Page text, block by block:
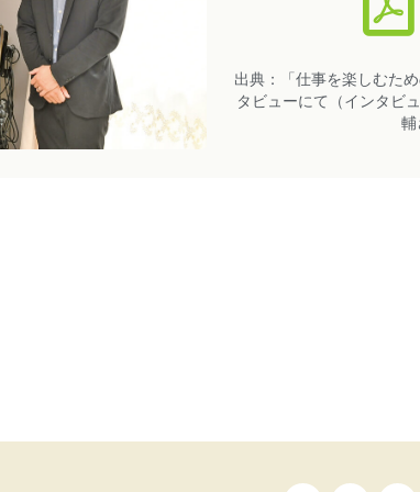
出典：「仕事を楽しむた
タビューにて（インタビ
輔